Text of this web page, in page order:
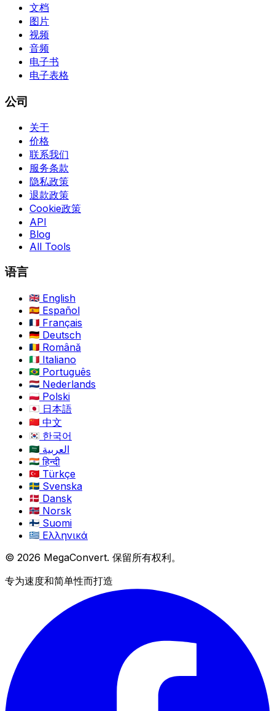
文档
图片
视频
音频
电子书
电子表格
公司
关于
价格
联系我们
服务条款
隐私政策
退款政策
Cookie政策
API
Blog
All Tools
语言
English
Español
Français
Deutsch
Română
Italiano
Português
Nederlands
Polski
日本語
中文
한국어
العربية
हिन्दी
Türkçe
Svenska
Dansk
Norsk
Suomi
Ελληνικά
© 2026 MegaConvert. 保留所有权利。
专为速度和简单性而打造